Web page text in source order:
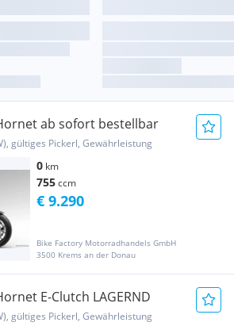
ab sofort bestellbar
gültiges Pickerl, Gewährleistung
0 km
755ccm
Bike Factory Motorradhandels GmbH
3500 Krems an der Donau
€ 9.290
E-Clutch LAGERND
gültiges Pickerl, Gewährleistung